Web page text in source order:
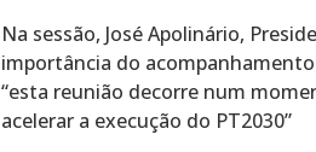
Na sessão, José Apolinário,
importância do
“esta reunião decorre num
acelerar a execução do PT2030”